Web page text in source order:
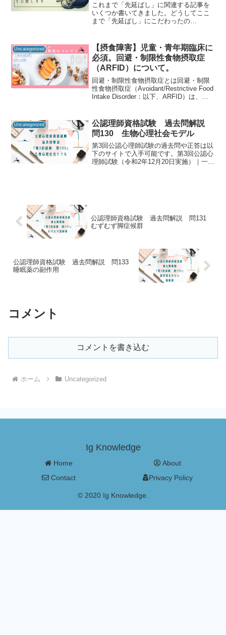
これまで「先延ばし」に関連する記事を
いくつか書いてきました。どうしてここ
まで「先延ばし」にこだわったの
多いのです！この記事では「先延ばし」
の介入事例ということで、われわ...
Uncategorized
【摂食障害】児童・青年期臨床に
必須。回避・制限性食物摂取症
（ARFID）について。
回避・制限性食物摂取症とは回避・制限
性食物摂取症（Avoidant/Restrictive Food
Intake Disorder：以下、ARFID）は、摂
のために診...
Uncategorized
公認理師資格試験 過去問解説
問130 生物心理社会モデル
第3回公認心理師試験の過去問や正答は以
下のサイトで入手可能です。第3回公認心
理師試験（令和2年12月20日実施）｜一般
公認理師資格試験 過去問解説 問131
むずむず脚症候群
公認理師資格試験 過去問解説 問133
睡眠薬の副作用
コメント
コメントを書き込む
ホーム Uncategorized
Ig Knowledge
Home
About
Contact
Privacy Policy
© 2020 Ig Knowledge.